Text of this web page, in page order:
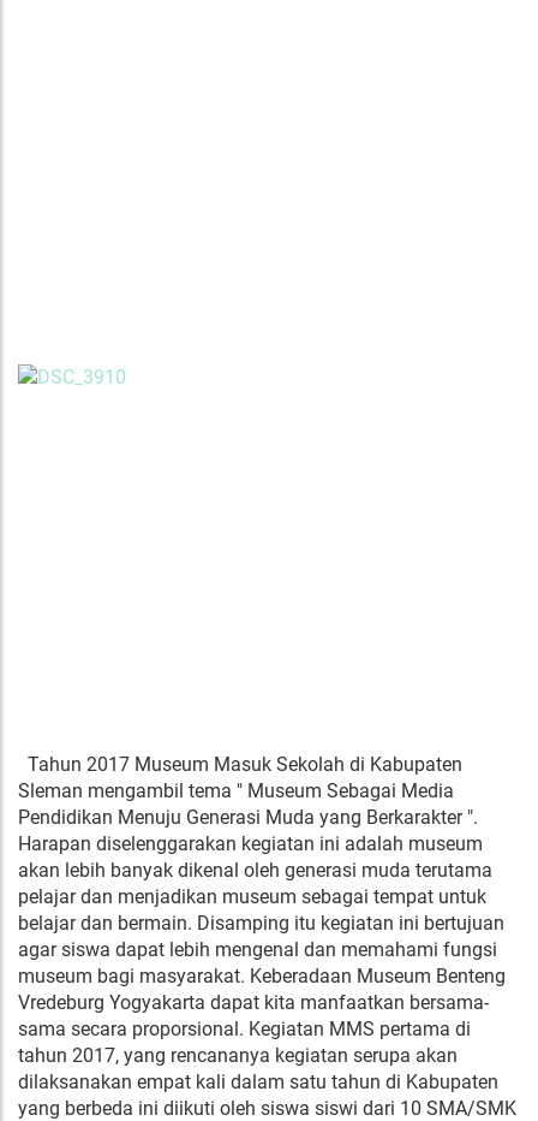
Tahun 2017 Museum Masuk Sekolah di Kabupaten
Sleman mengambil tema " Museum Sebagai Media
Pendidikan Menuju Generasi Muda yang Berkarakter ".
Harapan diselenggarakan kegiatan ini adalah museum
akan lebih banyak dikenal oleh generasi muda terutama
pelajar dan menjadikan museum sebagai tempat untuk
belajar dan bermain. Disamping itu kegiatan ini bertujuan
agar siswa dapat lebih mengenal dan memahami fungsi
museum bagi masyarakat. Keberadaan Museum Benteng
Vredeburg Yogyakarta dapat kita manfaatkan bersama-
sama secara proporsional. Kegiatan MMS pertama di
tahun 2017, yang rencananya kegiatan serupa akan
dilaksanakan empat kali dalam satu tahun di Kabupaten
yang berbeda ini diikuti oleh siswa siswi dari 10 SMA/SMK